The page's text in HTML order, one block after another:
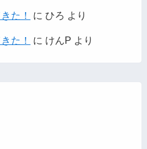
た！ に ひろ より
た！ に けんP より